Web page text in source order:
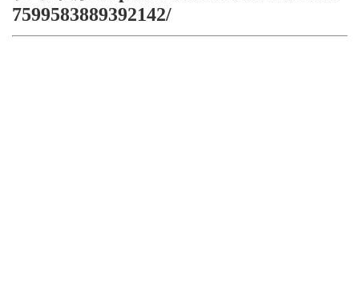
7599583889392142/